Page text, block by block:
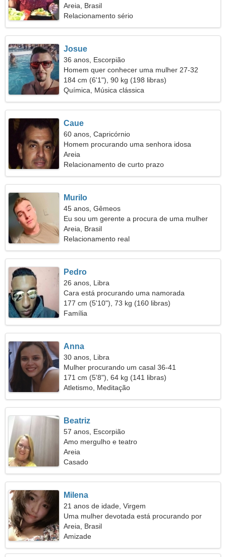
Areia, Brasil
Relacionamento sério
Josue
36 anos, Escorpião
Homem quer conhecer uma mulher 27-32
184 cm (6'1"), 90 kg (198 libras)
Química, Música clássica
Caue
60 anos, Capricórnio
Homem procurando uma senhora idosa
Areia
Relacionamento de curto prazo
Murilo
45 anos, Gêmeos
Eu sou um gerente a procura de uma mulher
sonhadora
Areia, Brasil
Relacionamento real
Pedro
26 anos, Libra
Cara está procurando uma namorada
177 cm (5'10"), 73 kg (160 libras)
Família
Anna
30 anos, Libra
Mulher procurando um casal 36-41
171 cm (5'8"), 64 kg (141 libras)
Atletismo, Meditação
Beatriz
57 anos, Escorpião
Amo mergulho e teatro
Areia
Casado
Milena
21 anos de idade, Virgem
Uma mulher devotada está procurando por
alguém como você
Areia, Brasil
Amizade